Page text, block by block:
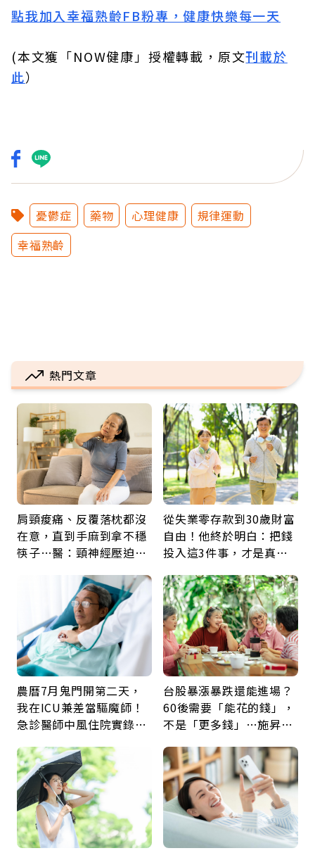
點我加入幸福熟齡FB粉專，健康快樂每一天
(本文獲「NOW健康」授權轉載，原文刊載於
此）
憂鬱症 藥物 心理健康
規律運動
幸福熟齡
熱門文章
肩頸痠痛、反覆落枕都沒
在意，直到手麻到拿不穩
筷子…醫：頸神經壓迫上
從失業零存款到30歲財富
自由！他終於明白：把錢
投入這3件事，才是真正
農曆7月鬼門開第二天，
我在ICU兼差當驅魔師！
急診醫師中風住院實錄：
台股暴漲暴跌還能進場？
60後需要「能花的錢」，
不是「更多錢」…施昇
票